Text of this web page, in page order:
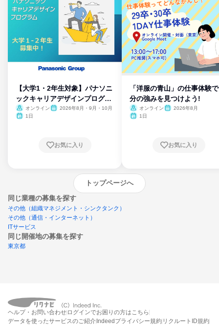
【大学1・2年生対象】パナソニ
ックキャリアデザインプログラ
ム
オンライン
2026年8月・9月・10月
1日
お気に入り
「洋服の青山」の仕事体験
分の強みを見つけよう!
オンライン
2026年8月
1日
お気に入り
トップページへ
同じ業種の募集を探す
その他（組織マネジメント・シンクタンク）
その他（通信・インターネット）
ITサービス
同じ開催地の募集を探す
東京都
エントリーするとプログラムの詳細案内を
受け取れるようになります
ヘルプ・お問い合わせ ログインでお困りの方はこちら
データを使ったサービスのご紹介 Indeedプライバシー規約 リクルートID規約